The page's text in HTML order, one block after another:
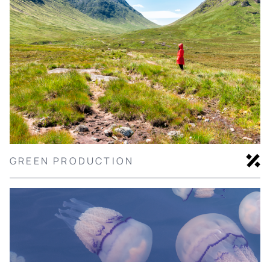
GREEN PRODUCTION